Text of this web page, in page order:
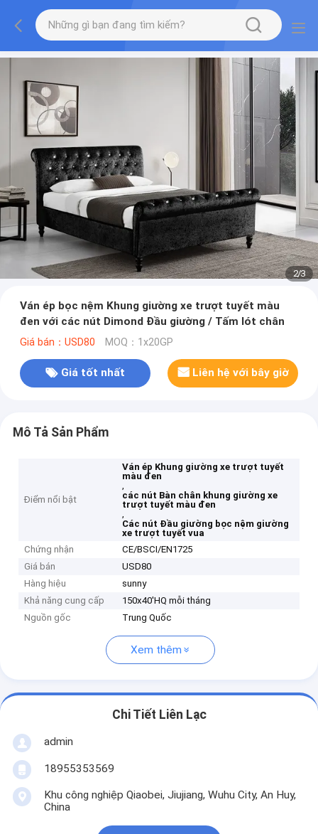
2/3
Ván ép bọc nệm Khung giường xe trượt tuyết màu
đen với các nút Dimond Đầu giường / Tấm lót chân
Giá bán：USD80 MOQ：1x20GP
Giá tốt nhất Liên hệ với bây giờ
Mô Tả Sản Phẩm
Điểm nổi bật
Ván ép Khung giường xe trượt tuyết
màu đen
,
các nút Bàn chân khung giường xe
trượt tuyết màu đen
,
Các nút Đầu giường bọc nệm giường
xe trượt tuyết vua
Chứng nhận
CE/BSCI/EN1725
Giá bán
USD80
Hàng hiệu
sunny
Khả năng cung cấp
150x40'HQ mỗi tháng
Nguồn gốc
Trung Quốc
Xem thêm
Chi Tiết Liên Lạc
admin
18955353569
Khu công nghiệp Qiaobei, Jiujiang, Wuhu City, An Huy,
China